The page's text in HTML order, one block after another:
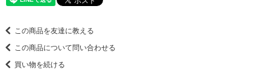
この商品を友達に教える
この商品について問い合わせる
買い物を続ける